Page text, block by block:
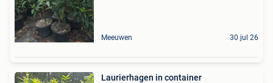
Meeuwen 30 jul 26
Laurierhagen in container